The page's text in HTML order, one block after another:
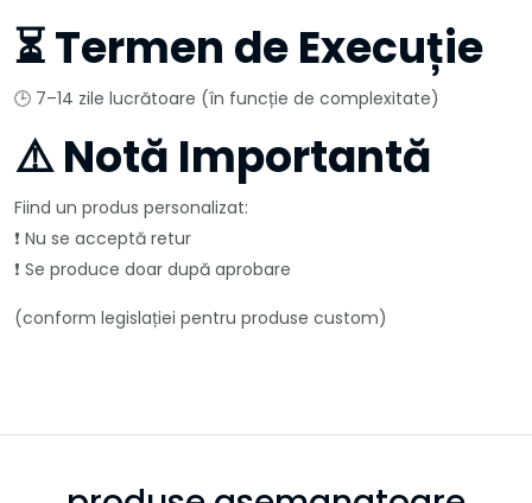
⏳ Termen de Execuție
🕒 7–14 zile lucrătoare (în funcție de complexitate)
⚠️ Notă Importantă
Fiind un produs personalizat:
❗ Nu se acceptă retur
❗ Se produce doar după aprobare
(conform legislației pentru produse custom)